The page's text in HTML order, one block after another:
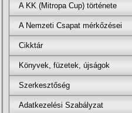
A KK (Mitropa Cup) története
A Nemzeti Csapat mérkőzései
Cikktár
Könyvek, füzetek, újságok
Szerkesztőség
Adatkezelési Szabályzat